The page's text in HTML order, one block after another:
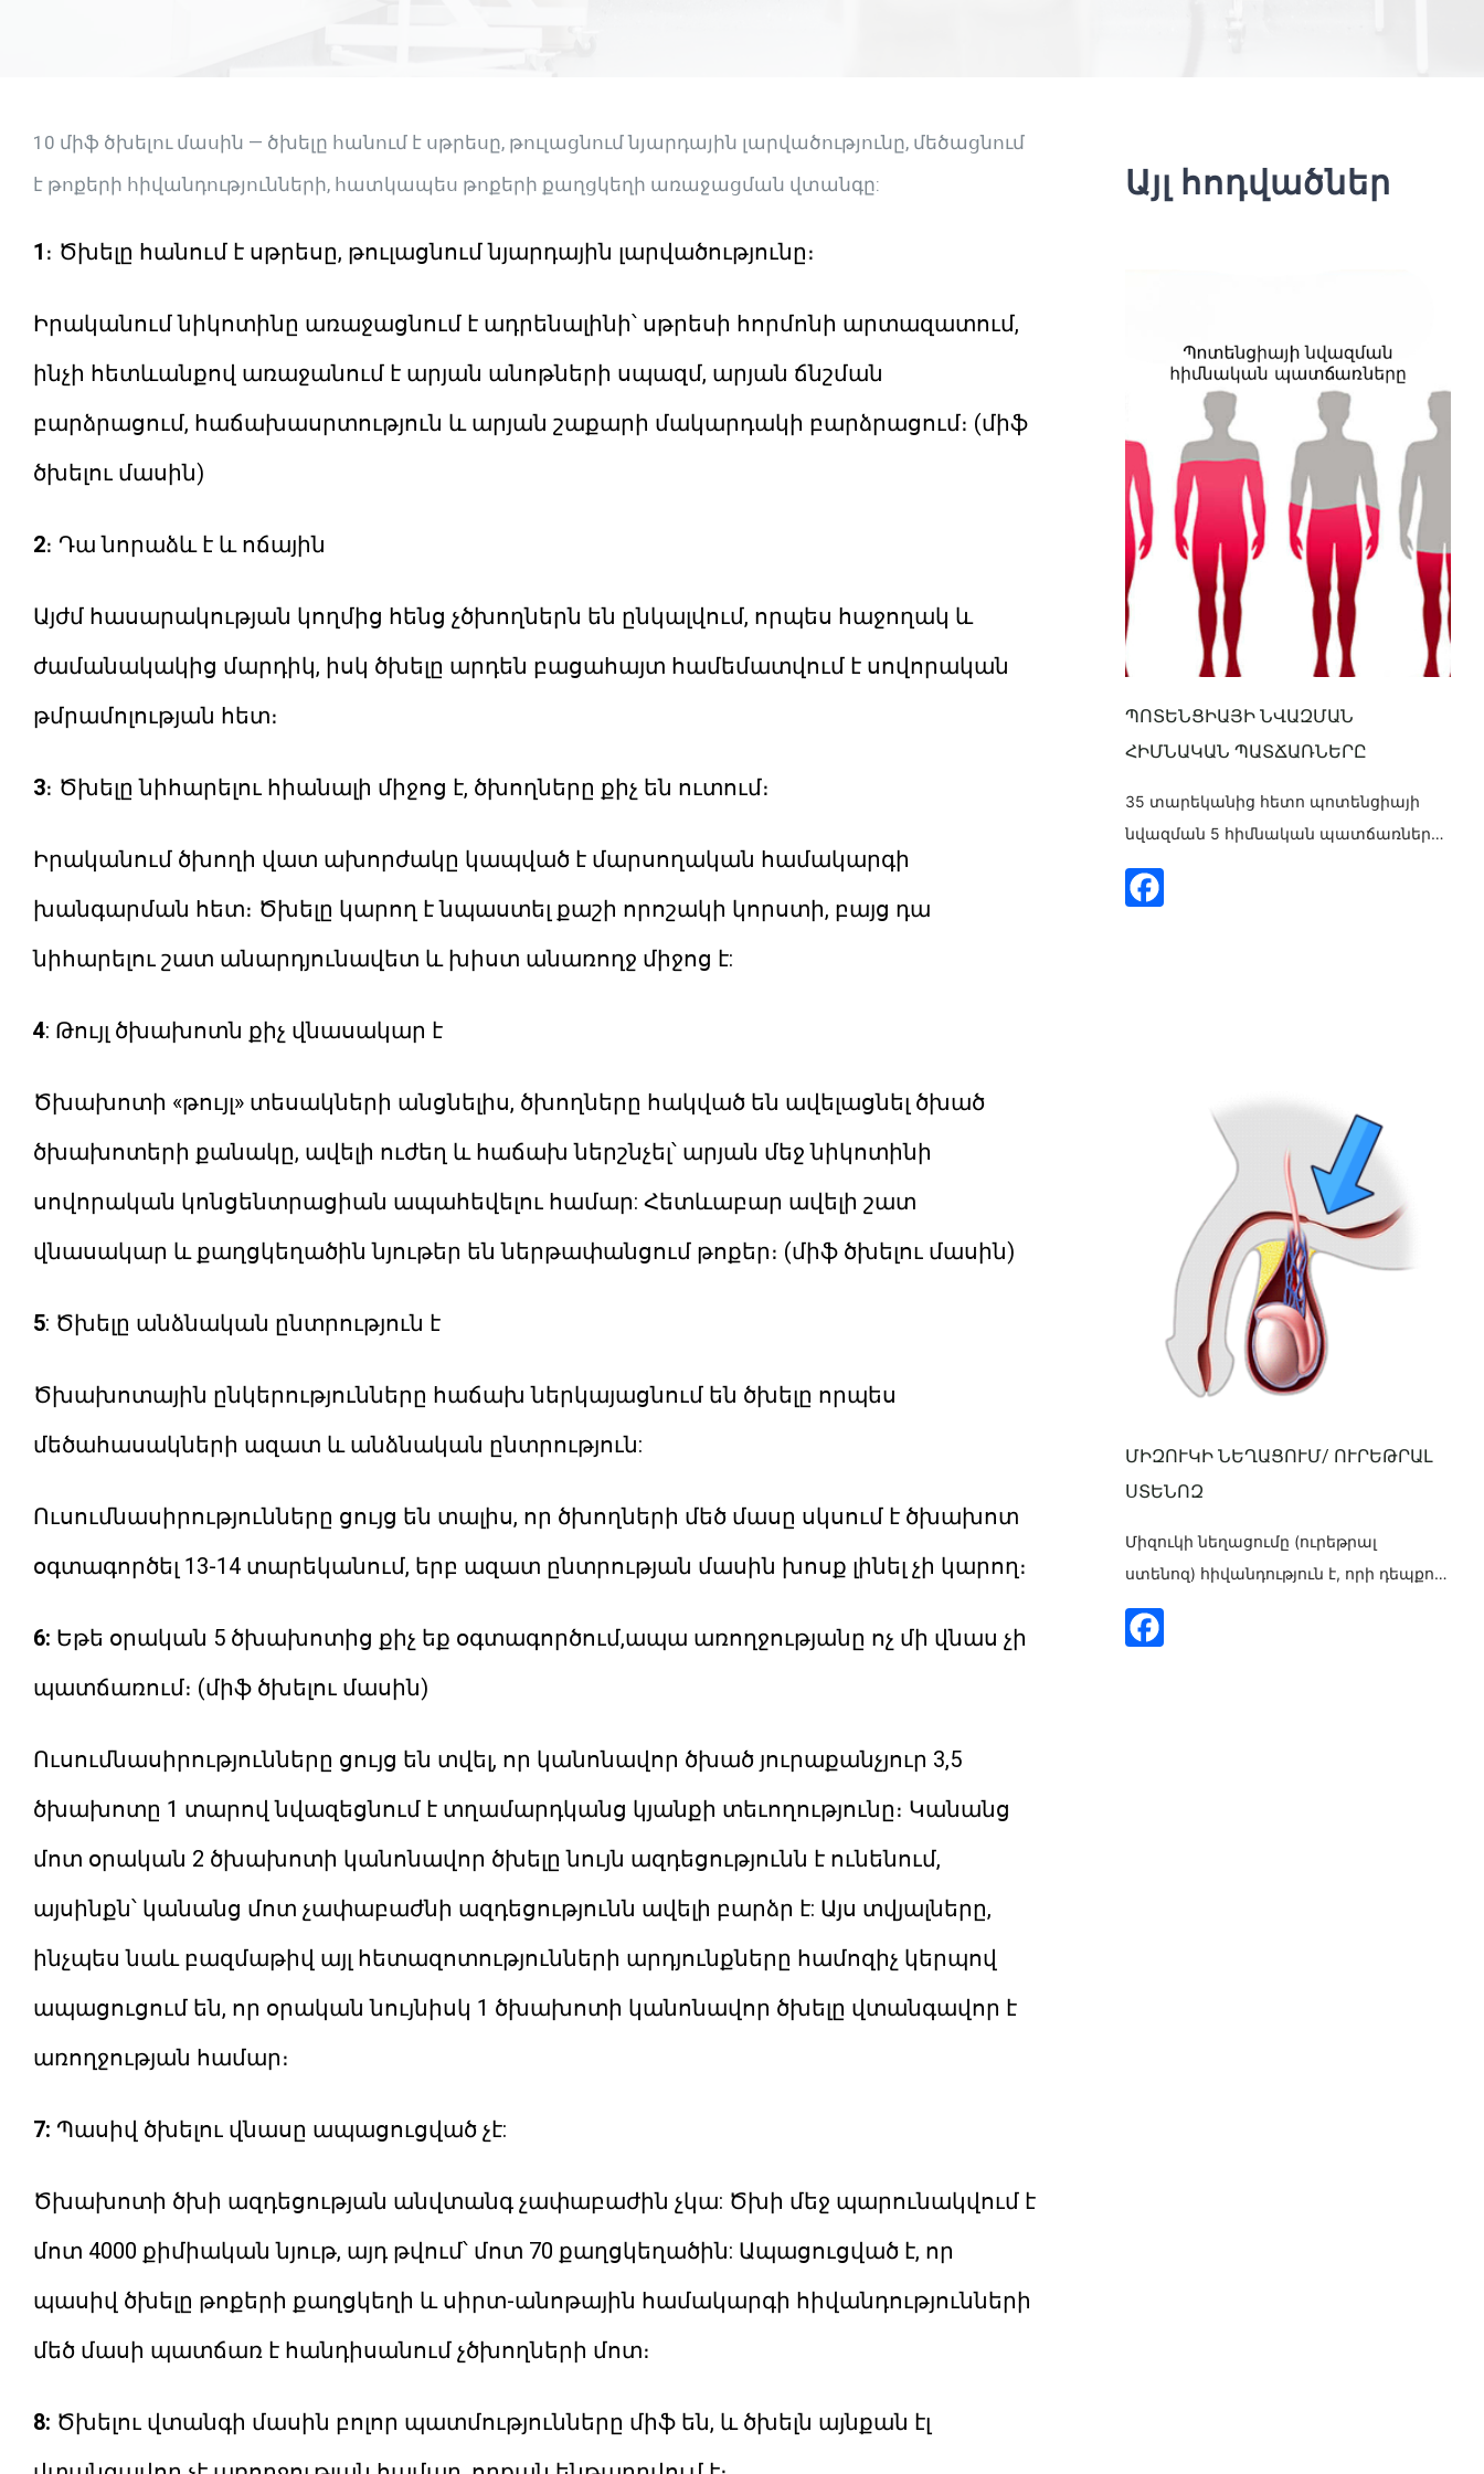
10 միֆ ծխելու մասին — ծխելը հանում է սթրեսը, թուլացնում նյարդային լարվածությունը, մեծացնում
է թոքերի հիվանդությունների, հատկապես թոքերի քաղցկեղի առաջացման վտանգը:
1 ։ Ծխելը հանում է սթրեսը, թուլացնում նյարդային լարվածությունը։
Իրականում նիկոտինը առաջացնում է ադրենալինի՝ սթրեսի հորմոնի արտազատում,
ինչի հետևանքով առաջանում է արյան անոթների սպազմ, արյան ճնշման
բարձրացում, հաճախասրտություն և արյան շաքարի մակարդակի բարձրացում։ (միֆ
ծխելու մասին)
2։ Դա նորաձև է և ոճային
Այժմ հասարակության կողմից հենց չծխողներն են ընկալվում, որպես հաջողակ և
ժամանակակից մարդիկ, իսկ ծխելը արդեն բացահայտ համեմատվում է սովորական
թմրամոլության հետ։
3։ Ծխելը նիհարելու հիանալի միջոց է, ծխողները քիչ են ուտում։
Իրականում ծխողի վատ ախորժակը կապված է մարսողական համակարգի
խանգարման հետ։ Ծխելը կարող է նպաստել քաշի որոշակի կորստի, բայց դա
նիհարելու շատ անարդյունավետ և խիստ անառողջ միջոց է:
4: Թույլ ծխախոտն քիչ վնասակար է
Ծխախոտի «թույլ» տեսակների անցնելիս, ծխողները հակված են ավելացնել ծխած
ծխախոտերի քանակը, ավելի ուժեղ և հաճախ ներշնչել՝ արյան մեջ նիկոտինի
սովորական կոնցենտրացիան ապահեվելու համար: Հետևաբար ավելի շատ
վնասակար և քաղցկեղածին նյութեր են ներթափանցում թոքեր։ (միֆ ծխելու մասին)
5: Ծխելը անձնական ընտրություն է
Ծխախոտային ընկերությունները հաճախ ներկայացնում են ծխելը որպես
մեծահասակների ազատ և անձնական ընտրություն:
Ուսումնասիրությունները ցույց են տալիս, որ ծխողների մեծ մասը սկսում է ծխախոտ
օգտագործել 13-14 տարեկանում, երբ ազատ ընտրության մասին խոսք լինել չի կարող։
6: Եթե ​​օրական 5 ծխախոտից քիչ եք օգտագործում,ապա առողջությանը ոչ մի վնաս չի
պատճառում։ (միֆ ծխելու մասին)
Ուսումնասիրությունները ցույց են տվել, որ կանոնավոր ծխած յուրաքանչյուր 3,5
ծխախոտը 1 տարով նվազեցնում է տղամարդկանց կյանքի տեւողությունը։ Կանանց
մոտ օրական 2 ծխախոտի կանոնավոր ծխելը նույն ազդեցությունն է ունենում,
այսինքն՝ կանանց մոտ չափաբաժնի ազդեցությունն ավելի բարձր է: Այս տվյալները,
ինչպես նաև բազմաթիվ այլ հետազոտությունների արդյունքները համոզիչ կերպով
ապացուցում են, որ օրական նույնիսկ 1 ծխախոտի կանոնավոր ծխելը վտանգավոր է
առողջության համար։
7: Պասիվ ծխելու վնասը ապացուցված չէ:
Ծխախոտի ծխի ազդեցության անվտանգ չափաբաժին չկա: Ծխի մեջ պարունակվում է
մոտ 4000 քիմիական նյութ, այդ թվում՝ մոտ 70 քաղցկեղածին: Ապացուցված է, որ
պասիվ ծխելը թոքերի քաղցկեղի և սիրտ-անոթային համակարգի հիվանդությունների
մեծ մասի պատճառ է հանդիսանում չծխողների մոտ։
8: Ծխելու վտանգի մասին բոլոր պատմությունները միֆ են, և ծխելն այնքան էլ
Այլ հոդվածներ
ՊՈՏԵՆՑԻԱՅԻ ՆՎԱԶՄԱՆ
ՀԻՄՆԱԿԱՆ ՊԱՏՃԱՌՆԵՐԸ
35 տարեկանից հետո պոտենցիայի
նվազման 5 հիմնական պատճառները
1․ Տեստոստերոնի մակարդակի
նվազում 35 տարեկանից հետո
անալիզներ՝ Տեստոստերոն
(ընդհանուր, ազատ), ԼՀ, ՖՍՀ,
Պրոլակտին։ Անհրաժեշտության
դեպքում՝ բուժում։ 2. Արյունատար
համակարգի խանգարումներ
Էրեկցիան ուղղակիորեն կախված է
արյան [...]
ՄԻԶՈՒԿԻ ՆԵՂԱՑՈՒՄ/ ՈՒՐԵԹՐԱԼ
ՍՏԵՆՈԶ
Միզուկի նեղացումը (ուրեթրալ
ստենոզ) հիվանդություն է, որի դեպքում
միզուկը (միզուկը՝ մեզը միզապարկից
դեպի դուրս տանող խողովակը)